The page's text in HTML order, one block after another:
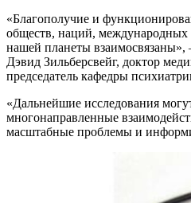
«Благополучие и
обществ, наций,
нашей планеты
Дэвид Зильберсвейг, доктор
председатель кафедры
«Дальнейшие исследования
многонаправленные
масштабные проблемы и